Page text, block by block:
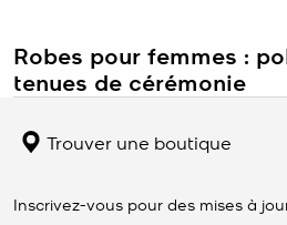
Robes pour femmes :
tenues de cérémonie
pour s'adapter à un large éventail de
décontractées de jour aux occasions
fluides qui s'adaptent à différentes
environnements. Les tissus varient des
Trouver une boutique
Inscrivez-vous pour des mises à